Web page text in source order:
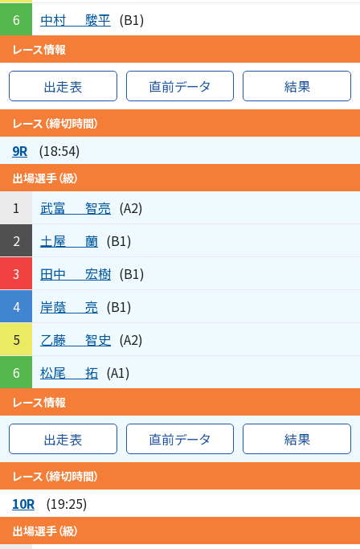
6
中村 駿平 (B1)
レース情報
出走表 直前データ 結果
レース（締切時間）
9R (18:54)
出場選手（級）
1 武富 智亮 (A2)
2
土屋 蘭 (B1)
3
田中 宏樹 (B1)
4
岸蔭 亮 (B1)
5
乙藤 智史 (A2)
6
松尾 拓 (A1)
レース情報
出走表 直前データ 結果
レース（締切時間）
10R (19:25)
出場選手（級）